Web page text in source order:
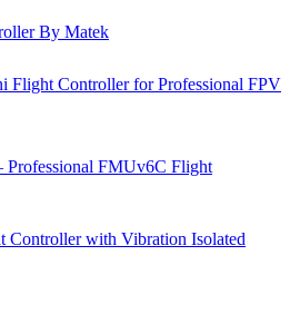
By Matek
FMUv6C Flight